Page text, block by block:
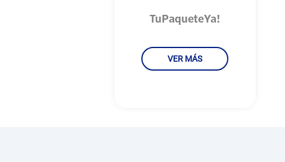
TuPaqueteYa!
VER MÁS